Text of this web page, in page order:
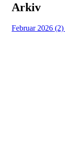
Arkiv
Februar 2026 (2)